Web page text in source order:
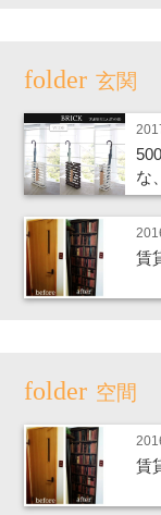
玄関
な
賃
空間
賃